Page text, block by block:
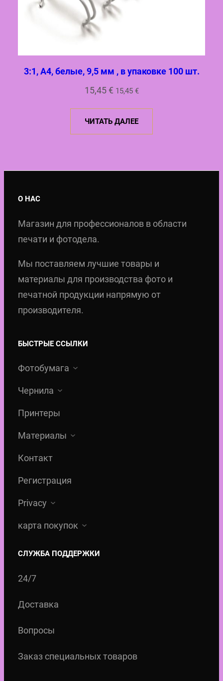
3:1, A4, белые, 9,5 мм , в упаковке 100 шт.
15,45€ 15,45 €
ЧИТАТЬ ДАЛЕЕ
О НАС
Магазин для профессионалов в области
печати и фотодела.
Мы поставляем лучшие товары и
материалы для производства фото и
печатной продукции напрямую от
производителя.
БЫСТРЫЕ ССЫЛКИ
Фотобумага
Чернила
Принтеры
Материалы
Контакт
Регистрация
Privacy
карта покупок
СЛУЖБА ПОДДЕРЖКИ
24/7
Доставка
Вопросы
Заказ специальных товаров